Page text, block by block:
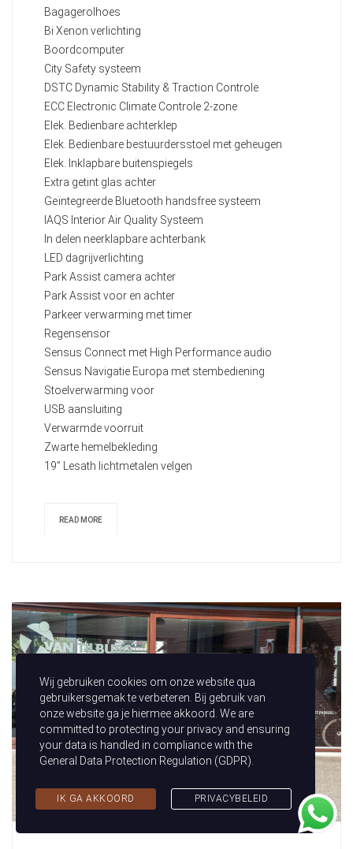
Bagagerolhoes
Bi Xenon verlichting
Boordcomputer
City Safety systeem
DSTC Dynamic Stability & Traction Controle
ECC Electronic Climate Controle 2-zone
Elek. Bedienbare achterklep
Elek. Bedienbare bestuurdersstoel met geheugen
Elek. Inklapbare buitenspiegels
Extra getint glas achter
Geïntegreerde Bluetooth handsfree systeem
IAQS Interior Air Quality Systeem
In delen neerklapbare achterbank
LED dagrijverlichting
Park Assist camera achter
Park Assist voor en achter
Parkeer verwarming met timer
Regensensor
Sensus Connect met High Performance audio
Sensus Navigatie Europa met stembediening
Stoelverwarming voor
USB aansluiting
Verwarmde voorruit
Zwarte hemelbekleding
19” Lesath lichtmetalen velgen
READ MORE
Wij gebruiken cookies om onze website qua
gebruikersgemak te verbeteren. Bij gebruik van
onze website ga je hiermee akkoord. We are
committed to protecting your privacy and ensuring
your data is handled in compliance with the
General Data Protection Regulation (GDPR)
IK GA AKKOORD PRIVACYBELEID